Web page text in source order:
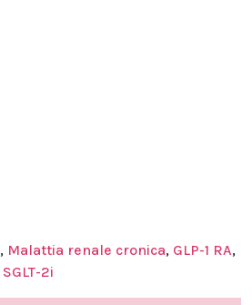
, Malattia renale cronica, GLP-1 RA,
SGLT-2i